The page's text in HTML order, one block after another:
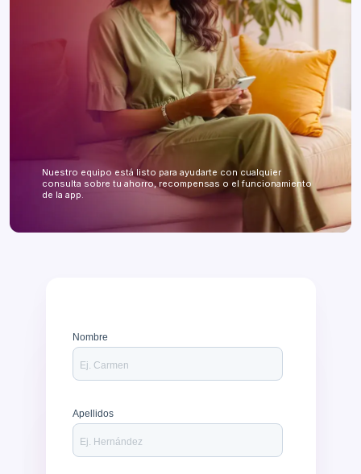
Nuestro equipo está listo para ayudarte con cualquier
consulta sobre tu ahorro, recompensas o el funcionamiento
de la app.
Nombre
Apellidos